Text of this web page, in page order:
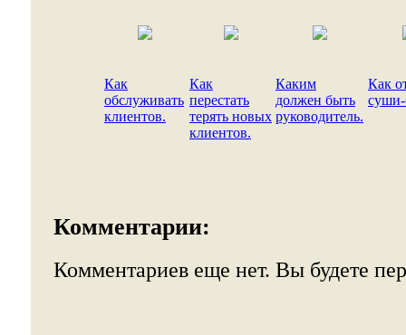
Как
обслуживать
клиентов.
Как
перестать
терять новых
клиентов.
Каким
должен быть
руководитель.
Как
суши-
Комментарии:
Комментариев еще нет. Вы будете